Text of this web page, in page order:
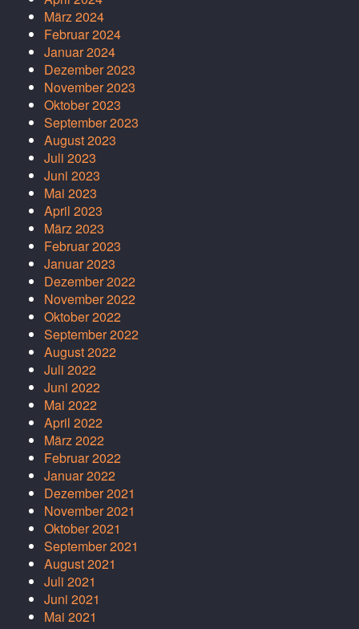
März 2024
Februar 2024
Januar 2024
Dezember 2023
November 2023
Oktober 2023
September 2023
August 2023
Juli 2023
Juni 2023
Mai 2023
April 2023
März 2023
Februar 2023
Januar 2023
Dezember 2022
November 2022
Oktober 2022
September 2022
August 2022
Juli 2022
Juni 2022
Mai 2022
April 2022
März 2022
Februar 2022
Januar 2022
Dezember 2021
November 2021
Oktober 2021
September 2021
August 2021
Juli 2021
Juni 2021
Mai 2021